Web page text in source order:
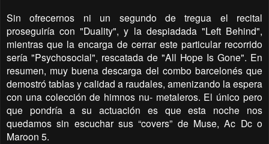
Sin ofrecernos ni un segundo de tregua el recital
proseguiría con "Duality", y la despiadada "Left Behind",
mientras que la encarga de cerrar este particular recorrido
sería "Psychosocial", rescatada de "All Hope Is Gone". En
resumen, muy buena descarga del combo barcelonés que
demostró tablas y calidad a raudales, amenizando la espera
con una colección de himnos nu- metaleros. El único pero
que pondría a su actuación es que esta noche nos
quedamos sin escuchar sus “covers” de Muse, Ac Dc o
Maroon 5.